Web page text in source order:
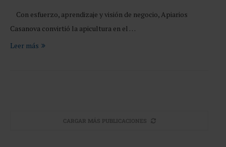
Con esfuerzo, aprendizaje y visión de negocio, Apiarios
Casanova convirtió la apicultura en el …
Leer más
CARGAR MÁS PUBLICACIONES